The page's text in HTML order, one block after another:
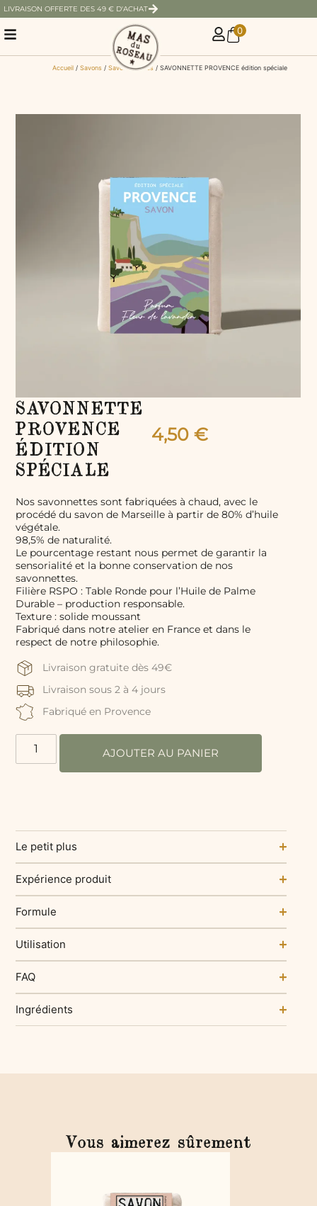
LIVRAISON OFFERTE DES 49 € D'ACHAT
0
Accueil / Savons / Savons solides / SAVONNETTE PROVENCE édition spéciale
SAVONNETTE
PROVENCE
ÉDITION
SPÉCIALE
4,50 €
Nos savonnettes sont fabriquées à chaud, avec le
procédé du savon de Marseille à partir de 80% d’huile
végétale.
98,5% de naturalité.
Le pourcentage restant nous permet de garantir la
sensorialité et la bonne conservation de nos
savonnettes.
Filière RSPO : Table Ronde pour l’Huile de Palme
Durable – production responsable.
Texture : solide moussant
Fabriqué dans notre atelier en France et dans le
respect de notre philosophie.
Livraison gratuite dès 49€
Livraison sous 2 à 4 jours
Fabriqué en Provence
AJOUTER AU PANIER
Le petit plus
Expérience produit
Formule
Utilisation
FAQ
Ingrédients
Vous aimerez sûrement